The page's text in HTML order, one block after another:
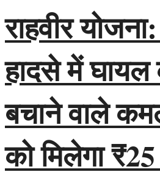
राहवीर
हादसे में घायल
बचाने वाले
को मिलेगा